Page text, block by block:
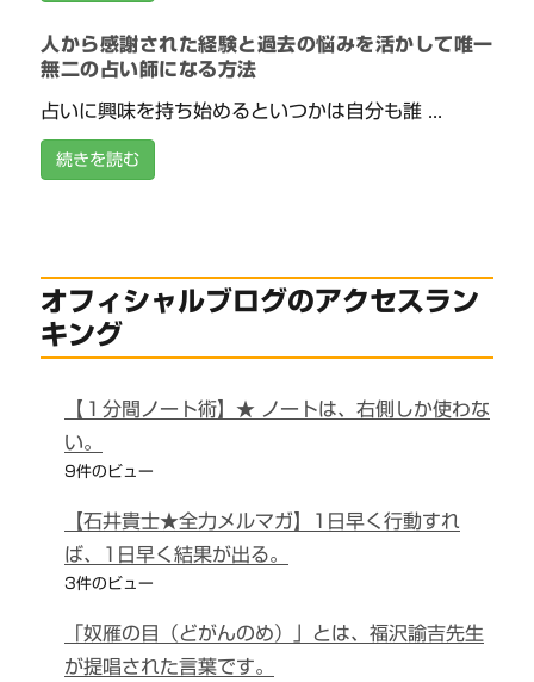
人から感謝された経験と過去の悩みを活かして唯一
無二の占い師になる方法
占いに興味を持ち始めるといつかは自分も誰 ...
続きを読む
オフィシャルブログのアクセスラン
キング
【１分間ノート術】★ ノートは、右側しか使わな
い。
9件のビュー
【石井貴士★全力メルマガ】1日早く行動すれ
ば、1日早く結果が出る。
3件のビュー
「奴雁の目（どがんのめ）」とは、福沢諭吉先生
が提唱された言葉です。